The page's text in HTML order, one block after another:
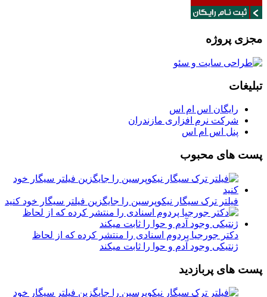
مجزی پروژه
تبلیغات
رایگان اس ام اس
شرکت نرم افزاری مازندران
پنل اس ام اس
پست های محبوب
فیلتر ترک سیگار نیکوپرسین را جایگزین فیلتر سیگار خود کنید
دکتر جورجیا پردوم اسنادی را منتشر کرده که از لحاظ
ژنتیکی وجود آدم و حوا را ثابت میکند
پست های پربازدید